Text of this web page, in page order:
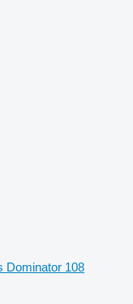
Dominator 108